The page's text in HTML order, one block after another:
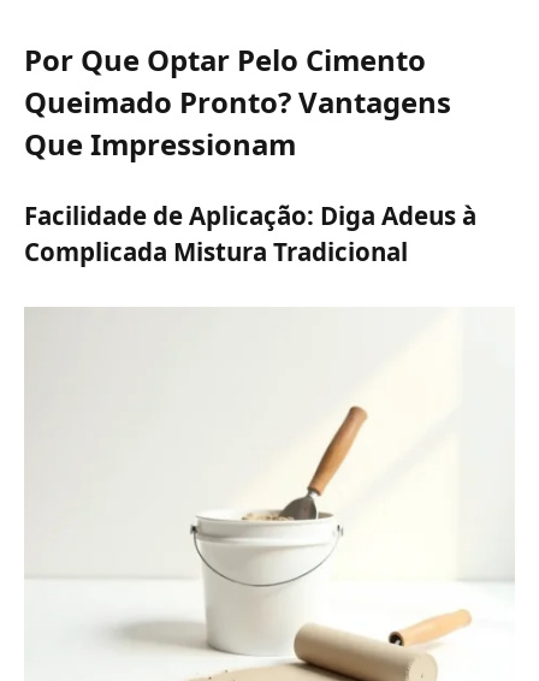
Por Que Optar Pelo Cimento
Queimado Pronto? Vantagens
Que Impressionam
Facilidade de Aplicação: Diga Adeus à
Complicada Mistura Tradicional